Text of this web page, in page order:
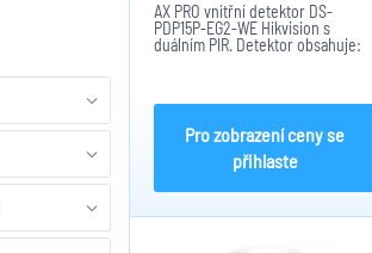
AX PRO vnitřní detektor DS-
PDP15P-EG2-WE Hikvision s
duálním PIR. Detektor obsahuje:
Bezdrátový protokol Tri-X, SEC,
a úhel detekce je 15...
Pro zobrazení ceny se
přihlaste